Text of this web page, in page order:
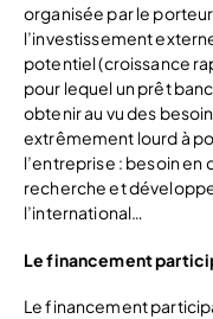
organisée par le
l’investissement
potentiel (croissance
pour lequel un prêt
obtenir au vu des
extrêmement lourd à
l’entreprise : besoin
recherche et
l’international…
Le financement
Le financement